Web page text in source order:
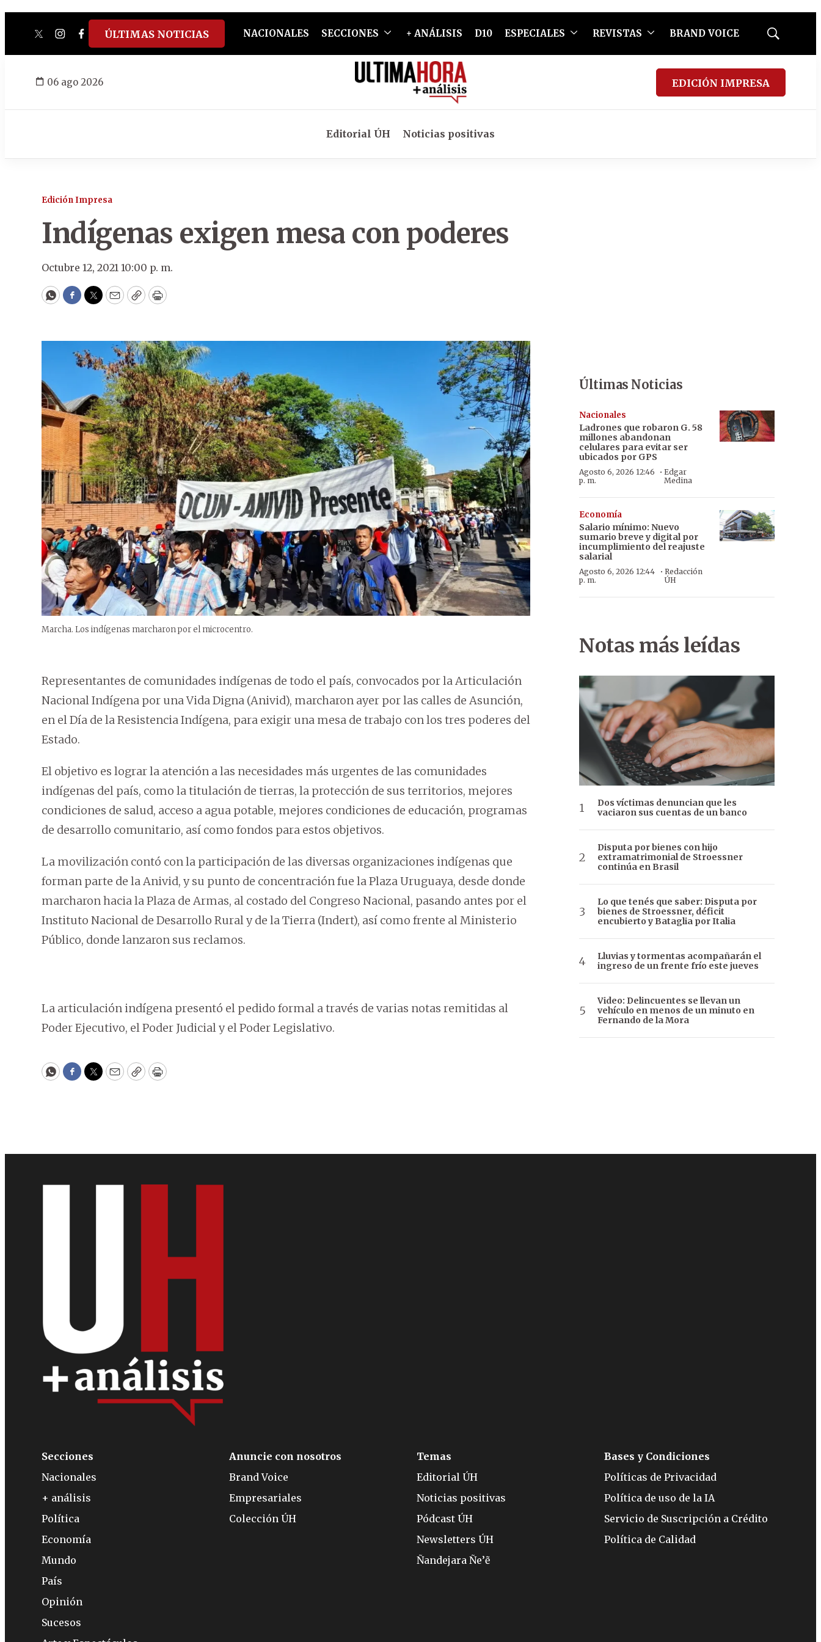
twitterinstagram
facebook
tiktokyoutube
spotify
ÚLTIMAS NOTICIAS NACIONALES SECCIONES + ANÁLISIS D10 ESPECIALES REVISTAS BRAND VOICE
Mostrar
06 ago 2026 EDICIÓN IMPRESA
Editorial ÚH Noticias positivas
Edición Impresa
Indígenas exigen mesa con poderes
Octubre 12, 2021 10:00 p. m.
WhatsApp
Facebook
Twitter
EmailCopyPrint
Marcha. Los indígenas marcharon por el microcentro.
Representantes de comunidades indígenas de todo el país, convocados por la Articulación
Nacional Indígena por una Vida Digna (Anivid), marcharon ayer por las calles de Asunción,
en el Día de la Resistencia Indígena, para exigir una mesa de trabajo con los tres poderes del
Estado.
El objetivo es lograr la atención a las necesidades más urgentes de las comunidades
indígenas del país, como la titulación de tierras, la protección de sus territorios, mejores
condiciones de salud, acceso a agua potable, mejores condiciones de educación, programas
de desarrollo comunitario, así como fondos para estos objetivos.
La movilización contó con la participación de las diversas organizaciones indígenas que
forman parte de la Anivid, y su punto de concentración fue la Plaza Uruguaya, desde donde
marcharon hacia la Plaza de Armas, al costado del Congreso Nacional, pasando antes por el
Instituto Nacional de Desarrollo Rural y de la Tierra (Indert), así como frente al Ministerio
Público, donde lanzaron sus reclamos.
La articulación indígena presentó el pedido formal a través de varias notas remitidas al
Poder Ejecutivo, el Poder Judicial y el Poder Legislativo.
WhatsApp
Facebook
Twitter
EmailCopyPrint
Últimas Noticias
Nacionales
Ladrones que robaron G. 58
millones abandonan
celulares para evitar ser
ubicados por GPS
Agosto 6, 2026 12:46
p. m.
· Edgar
Medina
Economía
Salario mínimo: Nuevo
sumario breve y digital por
incumplimiento del reajuste
salarial
Agosto 6, 2026 12:44
p. m.
· Redacción
ÚH
Notas más leídas
Dos víctimas denuncian que les
vaciaron sus cuentas de un banco
Disputa por bienes con hijo
extramatrimonial de Stroessner
continúa en Brasil
Lo que tenés que saber: Disputa por
bienes de Stroessner, déficit
encubierto y Bataglia por Italia
Lluvias y tormentas acompañarán el
ingreso de un frente frío este jueves
Video: Delincuentes se llevan un
vehículo en menos de un minuto en
Fernando de la Mora
Secciones
Nacionales
+ análisis
Política
Economía
Mundo
País
Opinión
Sucesos
Anuncie con nosotros
Brand Voice
Empresariales
Colección ÚH
Temas
Editorial ÚH
Noticias positivas
Pódcast ÚH
Newsletters ÚH
Ñandejara Ñe’ẽ
Bases y Condiciones
Políticas de Privacidad
Política de uso de la IA
Servicio de Suscripción a Crédito
Política de Calidad